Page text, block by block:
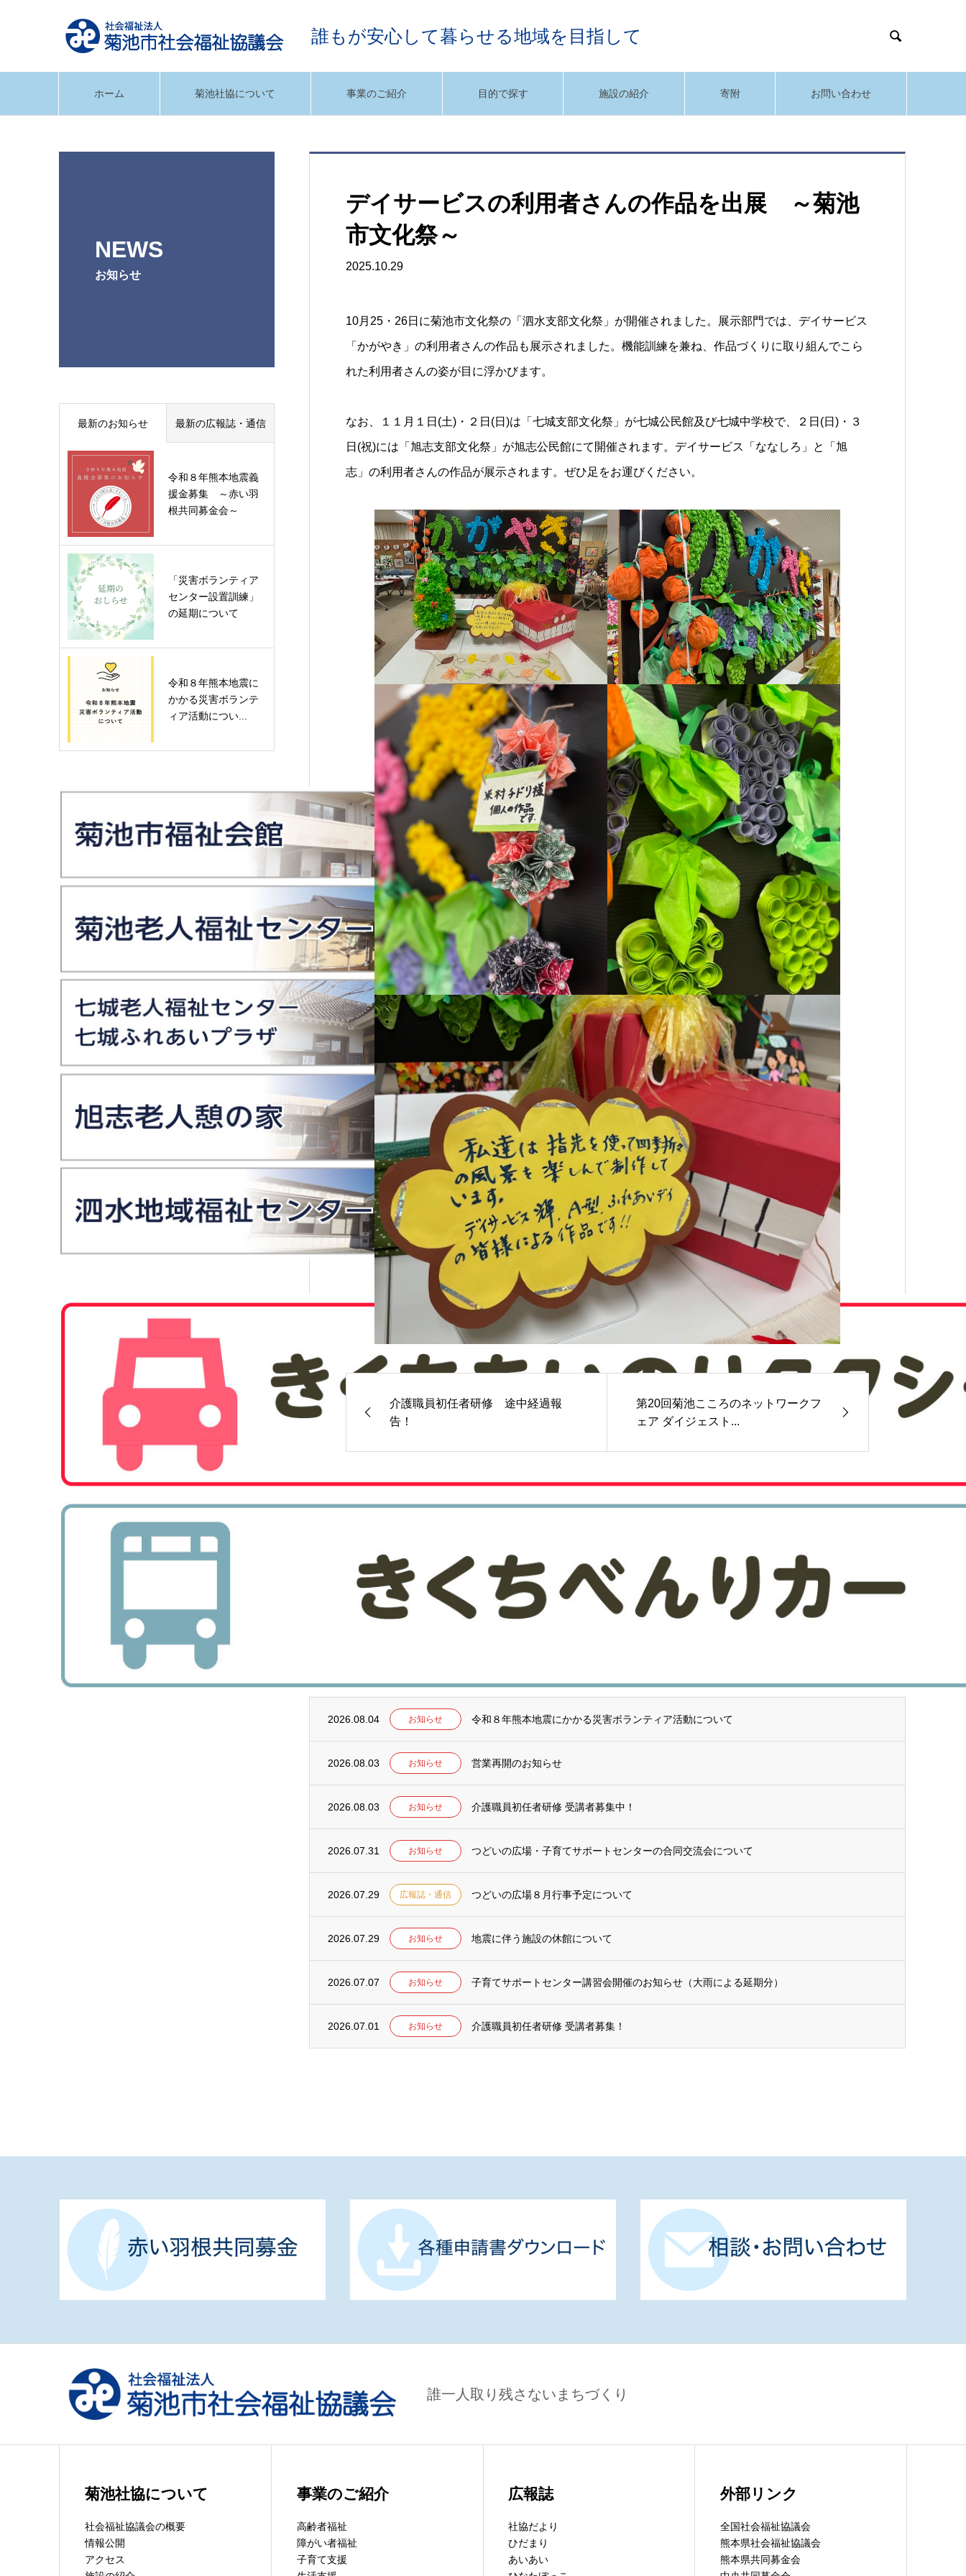
誰もが安心して暮らせる地域を目指して 
ホーム 菊池社協について 事業のご紹介 目的で探す 施設の紹介 寄附 お問い合わせ
NEWS
お知らせ
デイサービスの利用者さんの作品を出展 ～菊池
市文化祭～
2025.10.29
10月25・26日に菊池市文化祭の「泗水支部文化祭」が開催されました。展示部門では、デイサービス
「かがやき」の利用者さんの作品も展示されました。機能訓練を兼ね、作品づくりに取り組んでこら
れた利用者さんの姿が目に浮かびます。
なお、１１月１日(土)・２日(日)は「七城支部文化祭」が七城公民館及び七城中学校で、２日(日)・３
日(祝)には「旭志支部文化祭」が旭志公民館にて開催されます。デイサービス「ななしろ」と「旭
志」の利用者さんの作品が展示されます。ぜひ足をお運びください。
介護職員初任者研修 途中経過報
告！
第20回菊池こころのネットワークフ
ェア ダイジェスト...
最新記事
2026.08.04 お知らせ 令和８年熊本地震にかかる災害ボランティア活動について
2026.08.03 お知らせ 営業再開のお知らせ
2026.08.03 お知らせ 介護職員初任者研修 受講者募集中！
2026.07.31 お知らせ つどいの広場・子育てサポートセンターの合同交流会について
2026.07.29 広報誌・通信 つどいの広場８月行事予定について
2026.07.29 お知らせ 地震に伴う施設の休館について
2026.07.07 お知らせ 子育てサポートセンター講習会開催のお知らせ（大雨による延期分）
2026.07.01 お知らせ 介護職員初任者研修 受講者募集！
最新のお知らせ 最新の広報誌・通信
令和８年熊本地震義
援金募集 ～赤い羽
根共同募金会～
「災害ボランティア
センター設置訓練」
の延期について
令和８年熊本地震に
かかる災害ボランテ
ィア活動につい...
誰一人取り残さないまちづくり
菊池社協について
社会福祉協議会の概要
情報公開
アクセス
事業のご紹介
高齢者福祉
障がい者福祉
子育て支援
広報誌
社協だより
ひだまり
あいあい
外部リンク
全国社会福祉協議会
熊本県社会福祉協議会
熊本県共同募金会